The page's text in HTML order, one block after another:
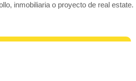
inmobiliaria o proyecto de real estate.